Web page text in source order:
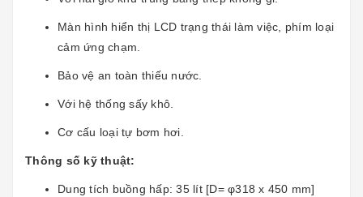
Màn hình hiển thị LCD trạng thái làm việc, phím loại
cảm ứng chạm.
Bảo vệ an toàn thiếu nước.
Với hệ thống sấy khô.
Cơ cấu loại tự bơm hơi.
Thông số kỹ thuật:
Dung tích buồng hấp: 35 lít [D= φ318 x 450 mm]